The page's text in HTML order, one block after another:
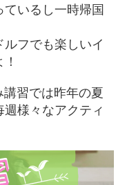
ているし一時帰国
フでも楽しいイ
習では昨年の夏
様々なアクティ